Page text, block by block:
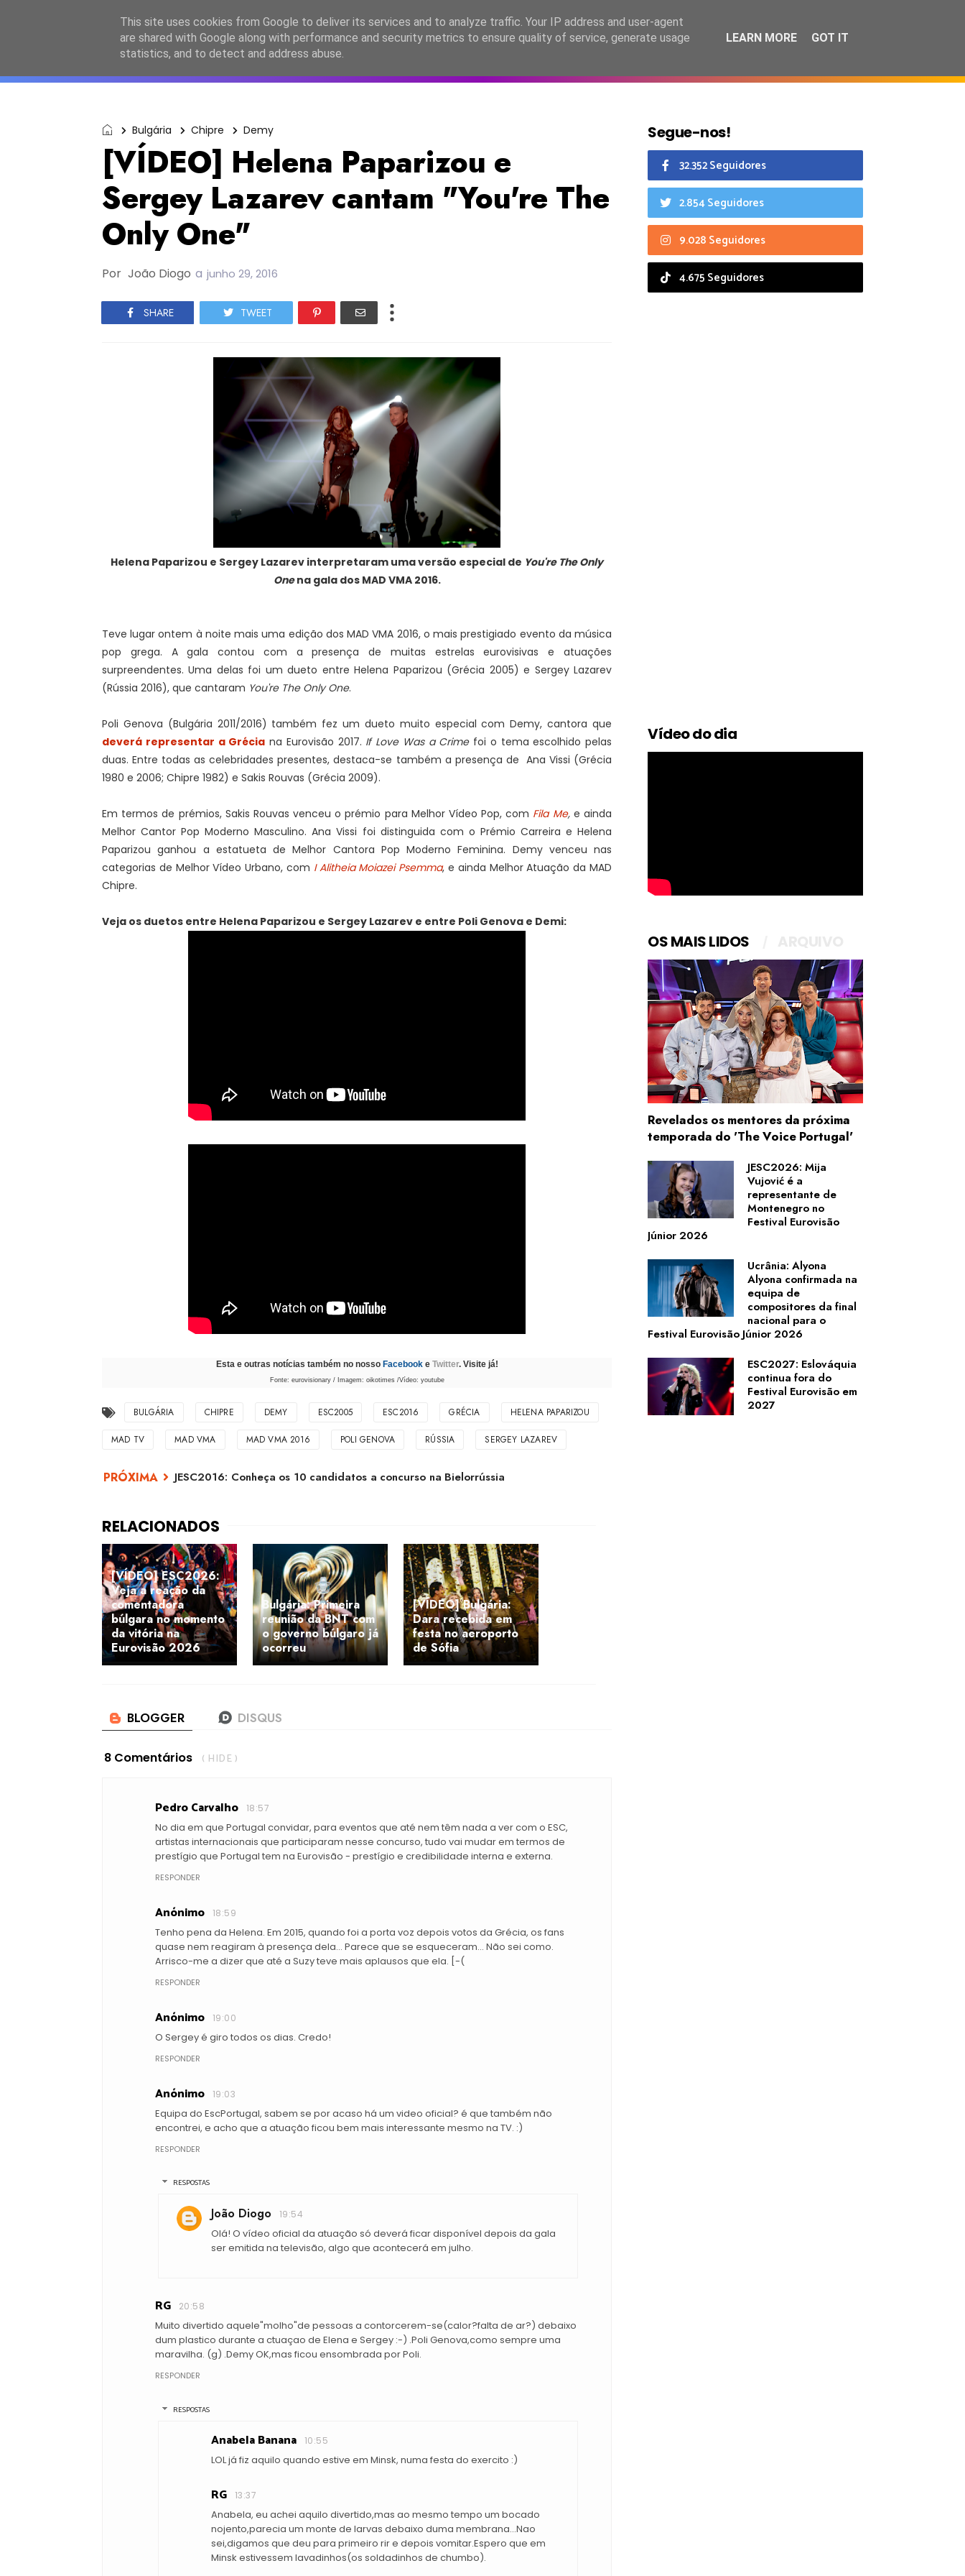
ESC2027 JESC2026 FC2026 EASC2026 PORTUGAL LANÇAMENTOS ESPECIAIS CALENDÁRIO
Bulgária Chipre Demy
[VÍDEO] Helena Paparizou e
Sergey Lazarev cantam "You're The
Only One"
Por João Diogo a junho 29, 2016
SHARE TWEET
Helena Paparizou e Sergey Lazarev interpretaram uma versão especial de You're The Only
Onena gala dos MAD VMA 2016.
Teve lugar ontem à noite mais uma edição dos MAD VMA 2016, o mais prestigiado evento da música
pop grega. A gala contou com a presença de muitas estrelas eurovisivas e atuações
surpreendentes. Uma delas foi um dueto entre Helena Paparizou (Grécia 2005) e Sergey Lazarev
(Rússia 2016), que cantaram You're The Only One.
Poli Genova (Bulgária 2011/2016) também fez um dueto muito especial com Demy, cantora que
deverá representar a Grécia na Eurovisão 2017. If Love Was a Crimefoi o tema escolhido pelas
duas. Entre todas as celebridades presentes, destaca-se também a presença de Ana Vissi (Grécia
1980 e 2006; Chipre 1982) e Sakis Rouvas (Grécia 2009).
Em termos de prémios, Sakis Rouvas venceu o prémio para Melhor Vídeo Pop, com Fila Me,e ainda
Melhor Cantor Pop Moderno Masculino. Ana Vissi foi distinguida com o Prémio Carreira e Helena
Paparizou ganhou a estatueta de Melhor Cantora Pop Moderno Feminina. Demy venceu nas
categorias de Melhor Vídeo Urbano, com I Alitheia Moiazei Psemma, e ainda Melhor Atuação da MAD
Chipre.
Veja os duetos entre Helena Paparizou e Sergey Lazarev e entre Poli Genova e Demi:
Esta e outras notícias também no nosso Facebooke Twitter. Visite já!
Fonte: eurovisionary / Imagem: oikotimes /Vídeo: youtube
BULGÁRIA CHIPRE DEMY ESC2005 ESC2016 GRÉCIA HELENA PAPARIZOU
MAD TV MAD VMA MAD VMA 2016 POLI GENOVA RÚSSIA SERGEY LAZAREV
JESC2016: Conheça os 10 candidatos a concurso na Bielorrússia
[VÍDEO] ESC2026:
Veja a reação da
comentadora
búlgara no momento
da vitória na
Eurovisão 2026
Bulgária: Primeira
reunião da BNT com
o governo búlgaro já
ocorreu
[VÍDEO] Bulgária:
Dara recebida em
festa no aeroporto
de Sófia
8 Comentários ( HIDE )
Pedro Carvalho 18:57
No dia em que Portugal convidar, para eventos que até nem têm nada a ver com o ESC,
artistas internacionais que participaram nesse concurso, tudo vai mudar em termos de
prestígio que Portugal tem na Eurovisão - prestígio e credibilidade interna e externa.
RESPONDER
Anónimo 18:59
Tenho pena da Helena. Em 2015, quando foi a porta voz depois votos da Grécia, os fans
quase nem reagiram à presença dela... Parece que se esqueceram... Não sei como.
Arrisco-me a dizer que até a Suzy teve mais aplausos que ela. [-(
RESPONDER
Anónimo 19:00
O Sergey é giro todos os dias. Credo!
RESPONDER
Anónimo 19:03
Equipa do EscPortugal, sabem se por acaso há um video oficial? é que também não
encontrei, e acho que a atuação ficou bem mais interessante mesmo na TV. :)
RESPONDER
RESPOSTAS
João Diogo 19:54
Olá! O vídeo oficial da atuação só deverá ficar disponível depois da gala
ser emitida na televisão, algo que acontecerá em julho.
RG 20:58
Muito divertido aquele"molho"de pessoas a contorcerem-se(calor?falta de ar?) debaixo
dum plastico durante a ctuaçao de Elena e Sergey :-) .Poli Genova,como sempre uma
maravilha. (g) .Demy OK,mas ficou ensombrada por Poli.
RESPONDER
RESPOSTAS
Anabela Banana 10:55
LOL já fiz aquilo quando estive em Minsk, numa festa do exercito :)
RG 13:37
Anabela, eu achei aquilo divertido,mas ao mesmo tempo um bocado
nojento,parecia um monte de larvas debaixo duma membrana...Nao
sei,digamos que deu para primeiro rir e depois vomitar.Espero que em
Minsk estivessem lavadinhos(os soldadinhos de chumbo).
Segue-nos!
32.352 Seguidores
2.854 Seguidores
9.028 Seguidores
4.675 Seguidores
Vídeo do dia
OS MAIS LIDOS
Revelados os mentores da próxima
temporada do 'The Voice Portugal'
JESC2026: Mija
Vujović é a
representante de
Montenegro no
Festival Eurovisão
Júnior 2026
Ucrânia: Alyona
Alyona confirmada na
equipa de
compositores da final
nacional para o
Festival Eurovisão Júnior 2026
ESC2027: Eslováquia
continua fora do
Festival Eurovisão em
2027
This site uses cookies from Google to deliver its services and to analyze traffic. Your IP address and user-agent
are shared with Google along with performance and security metrics to ensure quality of service, generate usage
statistics, and to detect and address abuse.
LEARN MORE GOT IT